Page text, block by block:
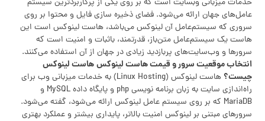
خدمات میزبانی وبسایت است که بر روی یکی از پرکاربردترین سیستم
عامل‌های جهان ارائه می‌شود. فضای ذخیره‌ سازی فایل و محتوا بر روی
سروری که سیستم‌عامل آن لینوکس می‌باشد، هاست لینوکس است این
هاست یک سیستم‌عامل متن‌باز، قدرتمند، باثبات و امنیت است که
سرور‌ها و وب‌سایت‌های پربازدید زیادی در جهان از آن استفاده می‌کنند.
انتخاب موقعیت سرور و قیمت هاست لینوکس هاست لینوکس
چیست؟
هاست لینوکس (Linux Hosting) به خدمات میزبانی وب برای
راه‌اندازی سایت به زبان برنامه نویسی php و پایگاه داده MySQL و
MariaDB که بر روی سیستم عامل لینوکس ارائه می‌شود، گفته می‌شود.
سرورهای مبتنی بر لینوکس امنیت بالاتر، پایداری بیشتر و عملکرد بهتری